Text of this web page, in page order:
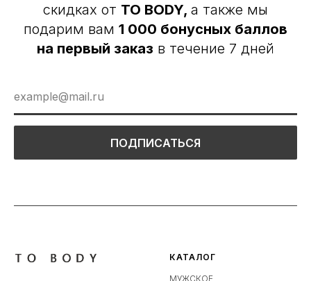
скидках от TO BODY, а также мы
подарим вам 1 000 бонусных баллов
на первый заказ в течение 7 дней
ПОДПИСАТЬСЯ
КАТАЛОГ
МУЖСКОЕ